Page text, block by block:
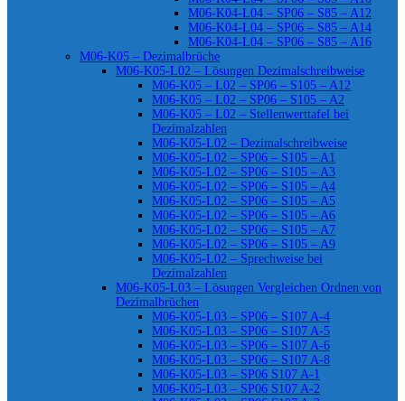
M06-K04-L04 – SP06 – S85 – A12
M06-K04-L04 – SP06 – S85 – A14
M06-K04-L04 – SP06 – S85 – A16
M06-K05 – Dezimalbrüche
M06-K05-L02 – Lösungen Dezimalschreibweise
M06-K05 – L02 – SP06 – S105 – A12
M06-K05 – L02 – SP06 – S105 – A2
M06-K05 – L02 – Stellenwerttafel bei
Dezimalzahlen
M06-K05-L02 – Dezimalschreibweise
M06-K05-L02 – SP06 – S105 – A1
M06-K05-L02 – SP06 – S105 – A3
M06-K05-L02 – SP06 – S105 – A4
M06-K05-L02 – SP06 – S105 – A5
M06-K05-L02 – SP06 – S105 – A6
M06-K05-L02 – SP06 – S105 – A7
M06-K05-L02 – SP06 – S105 – A9
M06-K05-L02 – Sprechweise bei
Dezimalzahlen
M06-K05-L03 – Lösungen Vergleichen Ordnen von
Dezimalbrüchen
M06-K05-L03 – SP06 – S107 A-4
M06-K05-L03 – SP06 – S107 A-5
M06-K05-L03 – SP06 – S107 A-6
M06-K05-L03 – SP06 – S107 A-8
M06-K05-L03 – SP06 S107 A-1
M06-K05-L03 – SP06 S107 A-2